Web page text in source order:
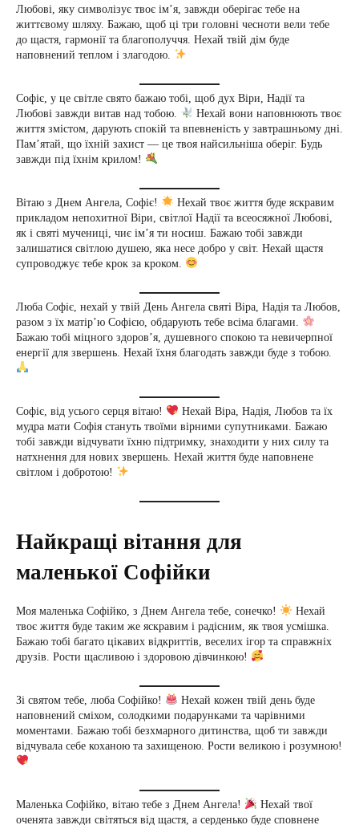
Любові, яку символізує твоє ім’я, завжди оберігає тебе на
життєвому шляху. Бажаю, щоб ці три головні чесноти вели тебе
до щастя, гармонії та благополуччя. Нехай твій дім буде
наповнений теплом і злагодою.
Софіє, у це світле свято бажаю тобі, щоб дух Віри, Надії та
Любові завжди витав над тобою.
Нехай вони наповнюють твоє
життя змістом, дарують спокій та впевненість у завтрашньому дні.
Пам’ятай, що їхній захист — це твоя найсильніша оберіг. Будь
завжди під їхнім крилом!
Вітаю з Днем Ангела, Софіє!
Нехай твоє життя буде яскравим
прикладом непохитної Віри, світлої Надії та всеосяжної Любові,
як і святі мучениці, чиє ім’я ти носиш. Бажаю тобі завжди
залишатися світлою душею, яка несе добро у світ. Нехай щастя
супроводжує тебе крок за кроком.
Люба Софіє, нехай у твій День Ангела святі Віра, Надія та Любов,
разом з їх матір’ю Софією, обдарують тебе всіма благами.
Бажаю тобі міцного здоров’я, душевного спокою та невичерпної
енергії для звершень. Нехай їхня благодать завжди буде з тобою.
Софіє, від усього серця вітаю!
Нехай Віра, Надія, Любов та їх
мудра мати Софія стануть твоїми вірними супутниками. Бажаю
тобі завжди відчувати їхню підтримку, знаходити у них силу та
натхнення для нових звершень. Нехай життя буде наповнене
світлом і добротою!
Найкращі вітання для
маленької Софійки
Моя маленька Софійко, з Днем Ангела тебе, сонечко!
Нехай
твоє життя буде таким же яскравим і радісним, як твоя усмішка.
Бажаю тобі багато цікавих відкриттів, веселих ігор та справжніх
друзів. Рости щасливою і здоровою дівчинкою!
Зі святом тебе, люба Софійко!
Нехай кожен твій день буде
наповнений сміхом, солодкими подарунками та чарівними
моментами. Бажаю тобі безхмарного дитинства, щоб ти завжди
відчувала себе коханою та захищеною. Рости великою і розумною!
Маленька Софійко, вітаю тебе з Днем Ангела!
Нехай твої
оченята завжди світяться від щастя, а серденько буде сповнене